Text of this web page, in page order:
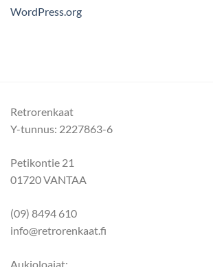
WordPress.org
Retrorenkaat
Y-tunnus: 2227863-6
Petikontie 21
01720 VANTAA
(09) 8494 610
info@retrorenkaat.fi
Aukioloajat: